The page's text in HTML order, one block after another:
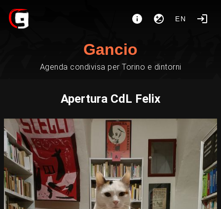
EN
Gancio
Agenda condivisa per Torino e dintorni
Apertura CdL Felix